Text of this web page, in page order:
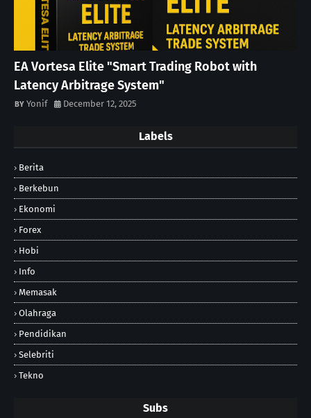
EA Vortesa Elite "Smart Trading Robot with
Latency Arbitrage System"
Yonif December 12, 2025
Labels
Berita
Berkebun
Ekonomi
Forex
Hobi
Info
Memasak
Olahraga
Pendidikan
Selebriti
Tekno
Subs